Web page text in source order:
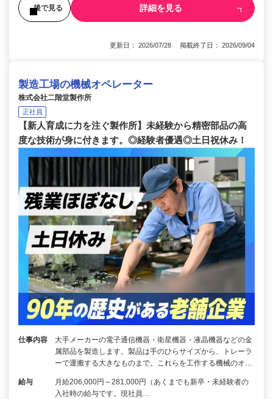
後で見る 詳細を見る
更新日： 2026/07/28 掲載終了日： 2026/09/04
製造工場の機械オペレーター
株式会社二階堂製作所
正社員
【新人育成に力を注ぐ製作所】未経験から精密部品の高
度な技術が身に付きます。◎経験者優遇◎土日祝休み！
仕事内容
大手メーカーの電子通信機器・衛星機器・液晶機器などの金
属部品を製造します。製品は手のひらサイズから、トレーラ
ーで運搬する大きなものまで。これらを工作する機械のオ…
給与
月給206,000円～281,000円（あくまでも新卒・未経験者の
入社時の給与です。現社員…